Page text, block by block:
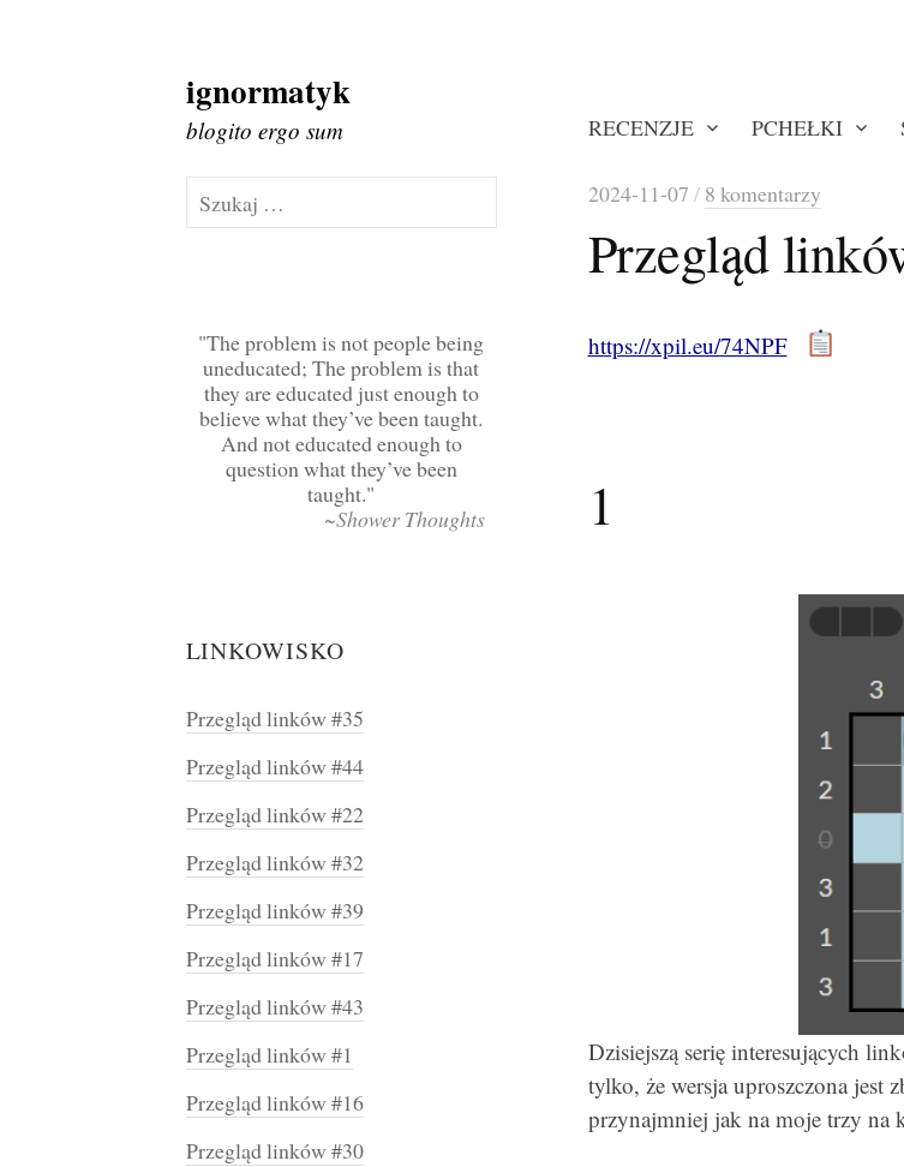
Skip
to
content
ignormatyk
blogito ergo sum RECENZJE PCHEŁKI
2024-11-07 / 8 komentarzy
Przegląd
https://xpil.eu/74NPF
1
Dzisiejszą serię interesujących
tylko, że wersja uproszczona jest
przynajmniej jak na moje trzy na
Szukaj:
The problem is not people being
uneducated; The problem is that
they are educated just enough to
believe what they’ve been taught.
And not educated enough to
question what they’ve been
taught.
~Shower Thoughts
LINKOWISKO
Przegląd linków #35
Przegląd linków #44
Przegląd linków #22
Przegląd linków #32
Przegląd linków #39
Przegląd linków #17
Przegląd linków #43
Przegląd linków #1
Przegląd linków #16
Przegląd linków #30